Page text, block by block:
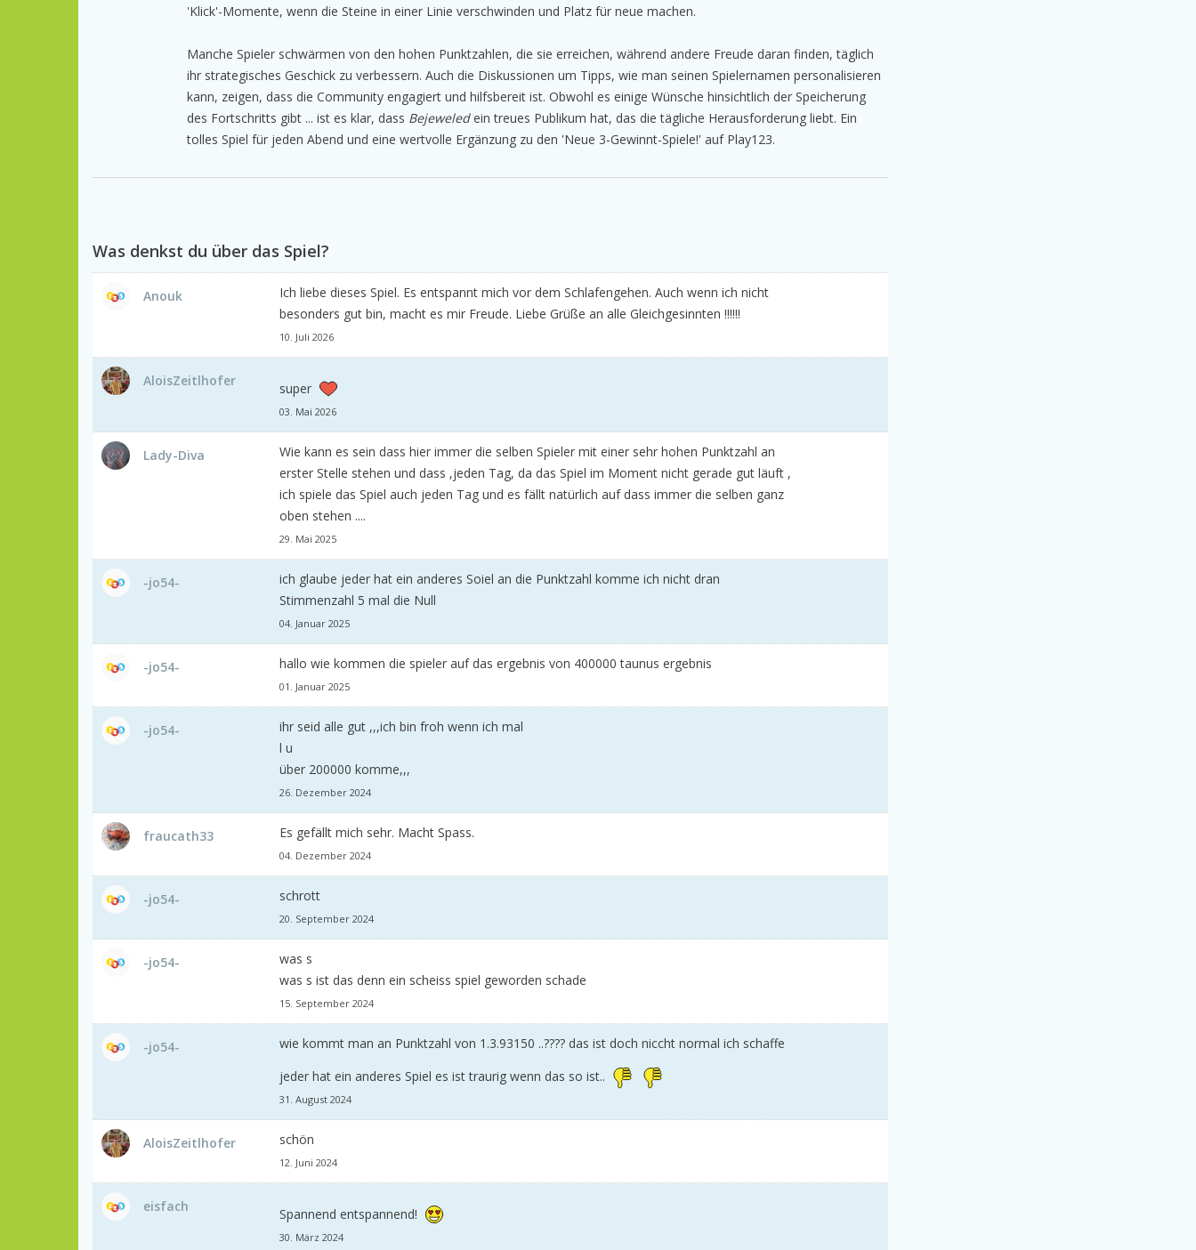
'Klick'-Momente, wenn die Steine in einer Linie verschwinden und Platz für neue machen.
Manche Spieler schwärmen von den hohen Punktzahlen, die sie erreichen, während andere Freude daran finden, täglich
ihr strategisches Geschick zu verbessern. Auch die Diskussionen um Tipps, wie man seinen Spielernamen personalisieren
kann, zeigen, dass die Community engagiert und hilfsbereit ist. Obwohl es einige Wünsche hinsichtlich der Speicherung
des Fortschritts gibt ... ist es klar, dass Bejeweledein treues Publikum hat, das die tägliche Herausforderung liebt. Ein
tolles Spiel für jeden Abend und eine wertvolle Ergänzung zu den 'Neue 3-Gewinnt-Spiele!' auf Play123.
Was denkst du über das Spiel?
Anouk
Ich liebe dieses Spiel. Es entspannt mich vor dem Schlafengehen. Auch wenn ich nicht
besonders gut bin, macht es mir Freude. Liebe Grüße an alle Gleichgesinnten !!!!!!
10. Juli 2026
AloisZeitlhofer super
03. Mai 2026
Lady-Diva
Wie kann es sein dass hier immer die selben Spieler mit einer sehr hohen Punktzahl an
erster Stelle stehen und dass ,jeden Tag, da das Spiel im Moment nicht gerade gut läuft ,
ich spiele das Spiel auch jeden Tag und es fällt natürlich auf dass immer die selben ganz
oben stehen ....
29. Mai 2025
-jo54-
ich glaube jeder hat ein anderes Soiel an die Punktzahl komme ich nicht dran
Stimmenzahl 5 mal die Null
04. Januar 2025
-jo54- hallo wie kommen die spieler auf das ergebnis von 400000 taunus ergebnis
01. Januar 2025
-jo54-
ihr seid alle gut ,,,ich bin froh wenn ich mal
l u
über 200000 komme,,,
26. Dezember 2024
fraucath33 Es gefällt mich sehr. Macht Spass.
04. Dezember 2024
-jo54- schrott
20. September 2024
-jo54-
was s
was s ist das denn ein scheiss spiel geworden schade
15. September 2024
-jo54-
wie kommt man an Punktzahl von 1.3.93150 ..???? das ist doch niccht normal ich schaffe
jeder hat ein anderes Spiel es ist traurig wenn das so ist..
31. August 2024
AloisZeitlhofer schön
12. Juni 2024
eisfach Spannend entspannend!
30. März 2024